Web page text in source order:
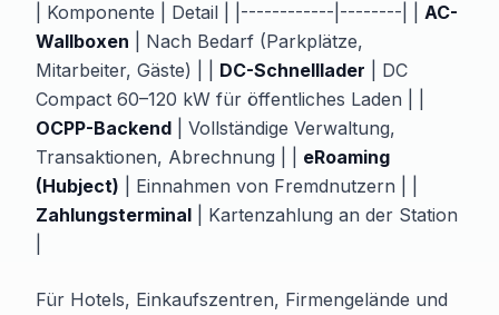
| Komponente | Detail | |------------|--------| | AC-
Wallboxen | Nach Bedarf (Parkplätze,
Mitarbeiter, Gäste) | | DC-Schnelllader | DC
Compact 60–120 kW für öffentliches Laden | |
OCPP-Backend | Vollständige Verwaltung,
Transaktionen, Abrechnung | | eRoaming
(Hubject) | Einnahmen von Fremdnutzern | |
Zahlungsterminal | Kartenzahlung an der Station
Für Hotels, Einkaufszentren, Firmengelände und